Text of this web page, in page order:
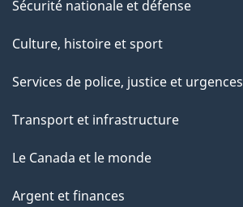
Sécurité nationale et défense
Culture, histoire et sport
Services de police, justice et urgences
Transport et infrastructure
Le Canada et le monde
Argent et finances